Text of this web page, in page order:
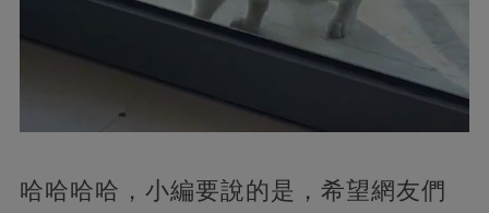
哈哈哈哈，小編要說的是，希望網友們